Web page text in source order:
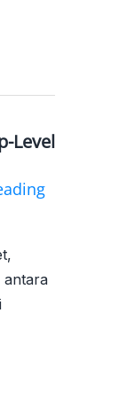
Level
antara